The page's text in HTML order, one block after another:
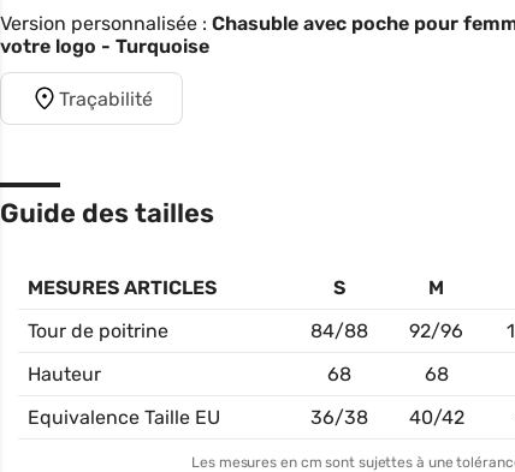
Version personnalisée : Chasuble avec poche pour
votre logo - Turquoise
Traçabilité
Guide des tailles
MESURES ARTICLES S M
Tour de poitrine
84/88 92/96
Hauteur
68 68
Equivalence Taille EU
36/38 40/42
Les mesures en cm sont sujettes à une